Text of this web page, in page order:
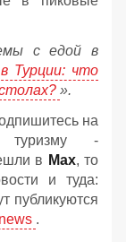
с едой в
Турции: что
».
на
-
в Мах, то
и туда:
публикуются
.